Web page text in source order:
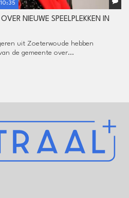
NIEUWE SPEELPLEKKEN IN
uit Zoeterwoude hebben
de gemeente over...